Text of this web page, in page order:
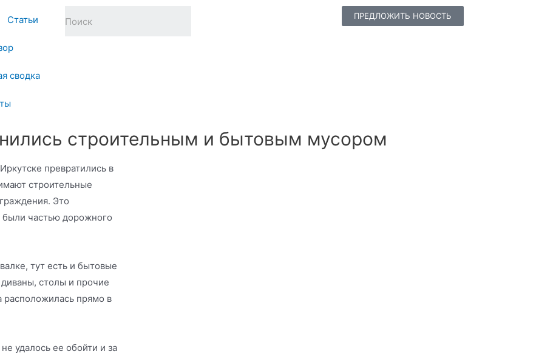
Статьи
сводка
ПРЕДЛОЖИТЬ НОВОСТЬ
строительным и бытовым мусором
превратились в
строительные
Это
были частью дорожного
тут есть и бытовые
столы и прочие
расположилась прямо в
удалось ее обойти и за